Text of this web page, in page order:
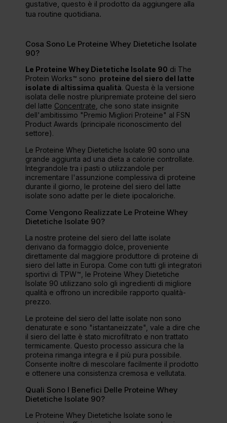
gustative, questo è il prodotto da aggiungere alla
tua routine quotidiana.
Cosa Sono Le Proteine Whey Dietetiche Isolate
90?
Le Proteine Whey Dietetiche Isolate 90 di The
Protein Works™ sono proteine del siero del latte
isolate di altissima qualità. Questa è la versione
isolata delle nostre pluripremiate proteine del siero
del latte Concentrate , che sono state insignite
dell'ambitissimo "Premio Migliori Proteine" al FSN
Product Awards (principale riconoscimento del
settore).
Le Proteine Whey Dietetiche Isolate 90 sono una
grande aggiunta ad una dieta a calorie controllate.
Integrandole tra i pasti o utilizzandole per
incrementare l'assunzione complessiva di proteine
durante il giorno, le proteine del siero del latte
isolate sono adatte per le diete ipocaloriche.
Come Vengono Realizzate Le Proteine Whey
Dietetiche Isolate 90?
La nostre proteine del siero del latte isolate
derivano da formaggio dolce, proveniente
direttamente dal maggiore produttore di proteine di
siero del latte in Europa. Come con tutti gli integratori
sportivi di TPW™, le Proteine Whey Dietetiche
Isolate 90 utilizzano solo gli ingredienti di migliore
qualità e offrono un incredibile rapporto qualità-
prezzo.
Le proteine del siero del latte isolate non sono
denaturate e sono "istantaneizzate", vale a dire che
il siero del latte è stato microfiltrato e non trattato
termicamente. Questo processo assicura che la
proteina rimanga integra e il più pura possibile.
Consente inoltre di mescolare facilmente il prodotto
e ottenere una consistenza cremosa e vellutata.
Quali Sono I Benefici Delle Proteine Whey
Dietetiche Isolate 90?
Le Proteine Whey Dietetiche Isolate sono le